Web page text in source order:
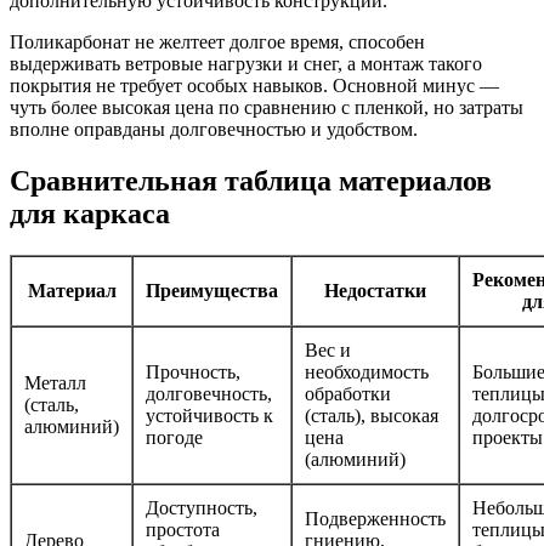
Поликарбонат не желтеет долгое время, способен
выдерживать ветровые нагрузки и снег, а монтаж такого
покрытия не требует особых навыков. Основной минус —
чуть более высокая цена по сравнению с пленкой, но затраты
вполне оправданы долговечностью и удобством.
Сравнительная таблица материалов
для каркаса
Материал Преимущества Недостатки
Металл
(сталь,
алюминий)
Прочность,
долговечность,
устойчивость к
погоде
Вес и
необходимость
обработки
(сталь), высокая
цена
(алюминий)
Большие
проекты
Дерево
Доступность,
простота
Подверженность
гниению,